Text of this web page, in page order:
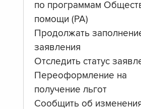
по программам
помощи (PA)
Продолжать
заявления
Отследить статус
Переоформление на
получение льгот
Сообщить об